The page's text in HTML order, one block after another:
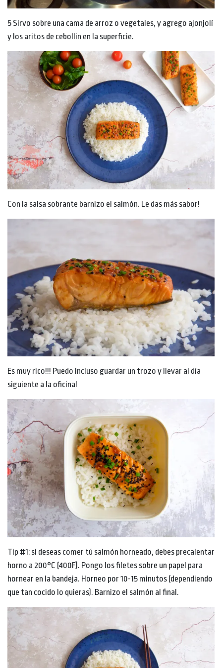
5 Sirvo sobre una cama de arroz o vegetales, y agrego ajonjolí
y los aritos de cebollin en la superficie.
Con la salsa sobrante barnizo el salmón. Le das más sabor!
Es muy rico!!! Puedo incluso guardar un trozo y llevar al día
siguiente a la oficina!
Tip #1: si deseas comer tú salmón horneado, debes precalentar
horno a 200°C (400F). Pongo los filetes sobre un papel para
hornear en la bandeja. Horneo por 10-15 minutos (dependiendo
que tan cocido lo quieras). Barnizo el salmón al final.